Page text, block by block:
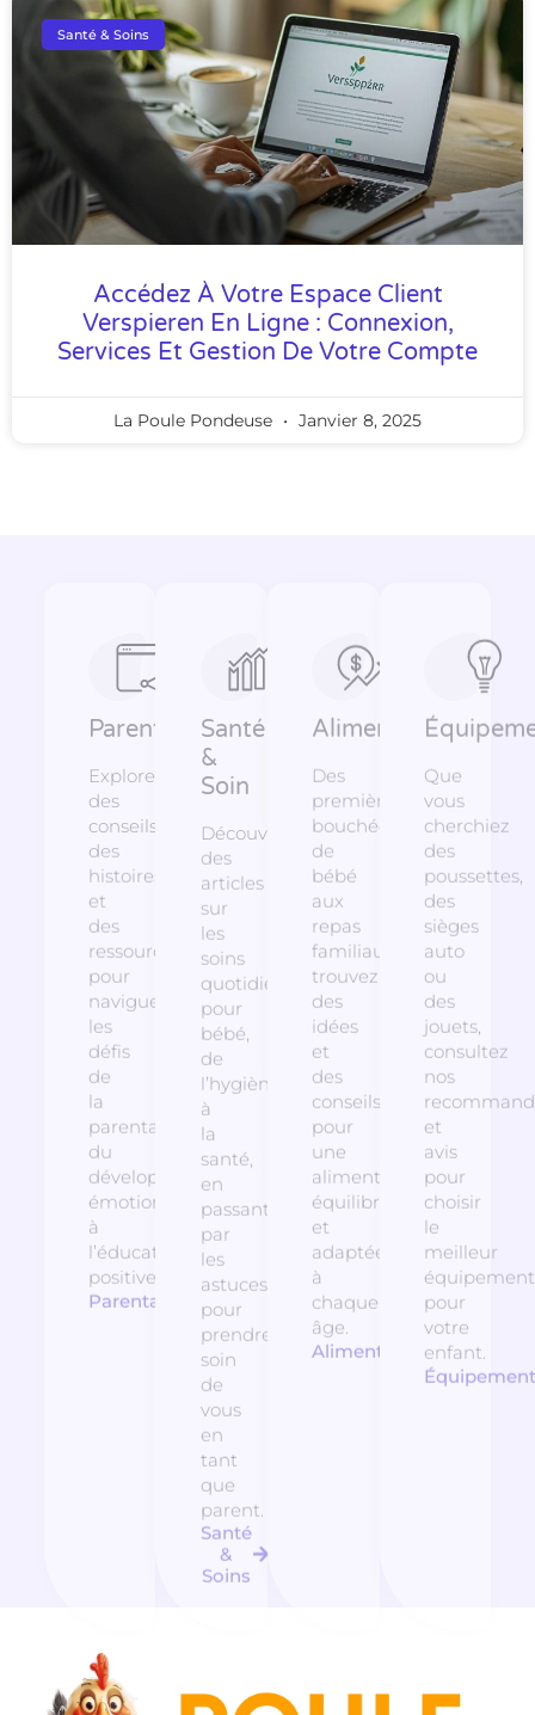
Santé & Soins
Accédez À Votre Espace Client
Verspieren En Ligne : Connexion,
Services Et Gestion De Votre Compte
La Poule Pondeuse Janvier 8, 2025
Parentalité
Explorez
des
conseils,
des
histoires
et
des
ressources
pour
naviguer
les
défis
de
la
parentalité,
du
développement
émotionnel
à
l’éducation
positive.
Parentalité
Santé
&
Soin
Découvrez
des
articles
sur
les
soins
quotidiens
pour
bébé,
de
l’hygiène
à
la
santé,
en
passant
par
les
astuces
pour
prendre
soin
de
vous
en
tant
que
parent.
Santé
&
Soins
Alimentation
Des
premières
bouchées
de
bébé
aux
repas
familiaux,
trouvez
des
idées
et
des
conseils
pour
une
alimentation
équilibrée
et
adaptée
à
chaque
âge.
Alimentation
Que
vous
cherchiez
des
poussettes,
des
sièges
auto
ou
des
jouets,
consultez
nos
et
avis
pour
choisir
le
meilleur
équipement
pour
votre
enfant.
Équipement